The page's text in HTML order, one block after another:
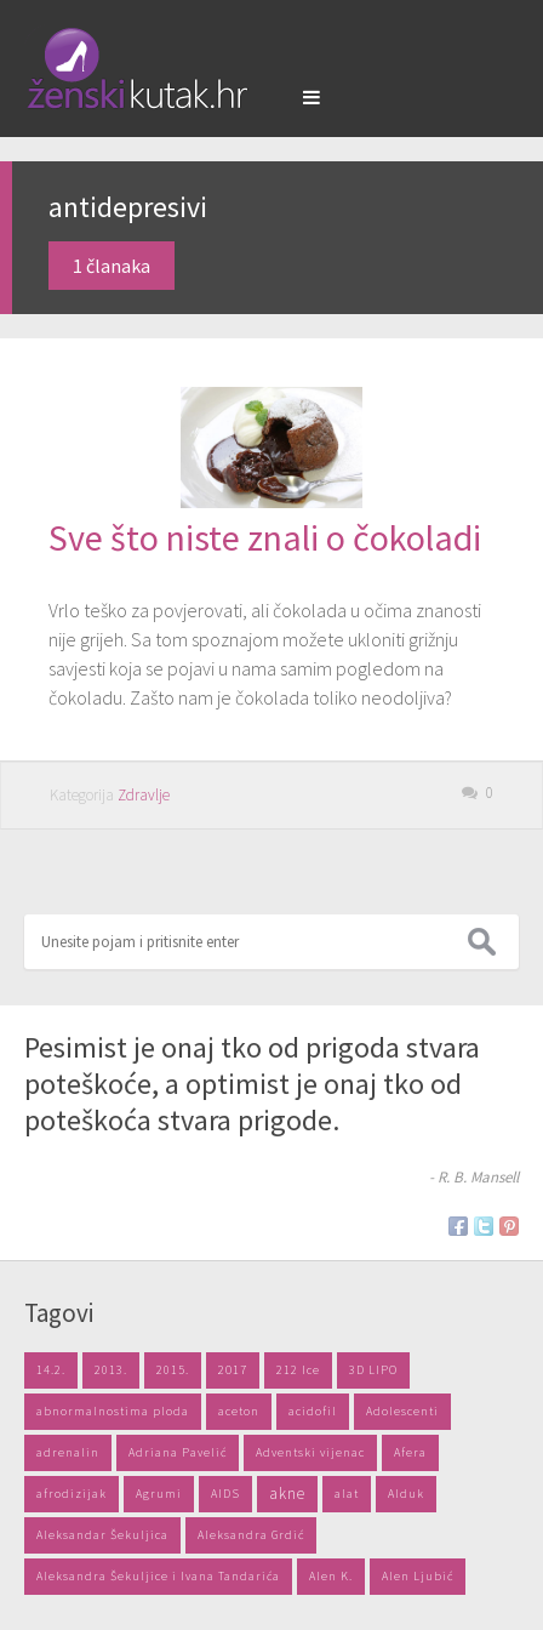
antidepresivi
1 članaka
Sve što niste znali o čokoladi
Vrlo teško za povjerovati, ali čokolada u očima znanosti
nije grijeh. Sa tom spoznajom možete ukloniti grižnju
savjesti koja se pojavi u nama samim pogledom na
čokoladu. Zašto nam je čokolada toliko neodoljiva?
Kategorija Zdravlje 0
Pesimist je onaj tko od prigoda stvara
poteškoće, a optimist je onaj tko od
poteškoća stvara prigode.
- R. B. Mansell
Tagovi
14.2. 2013. 2015. 2017 212 Ice 3D LIPO
abnormalnostima ploda aceton acidofil Adolescenti
adrenalin Adriana Pavelić Adventski vijenac Afera
afrodizijak Agrumi AIDS akne alat Alduk
Aleksandar Šekuljica Aleksandra Grdić
Aleksandra Šekuljice i Ivana Tandarića Alen K. Alen Ljubić